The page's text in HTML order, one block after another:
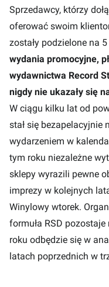
Sprzedawcy, którzy
oferować swoim
zostały podzielone na
wydania promocyjne,
wydawnictwa Record
nigdy nie ukazały się
W ciągu kilku lat od
stał się bezapelacyjnie
wydarzeniem w
tym roku niezależne
sklepy wyrazili pewne
imprezy w kolejnych
Winylowy wtorek.
formuła RSD
roku odbędzie się w
latach poprzednich w